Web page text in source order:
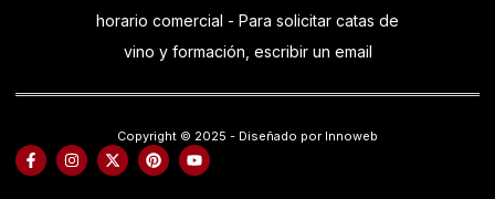
horario comercial - Para solicitar catas de
vino y formación, escribir un email
Copyright © 2025 - Diseñado por Innoweb